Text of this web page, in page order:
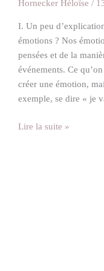
Hornecker Héloïse /
I. Un peu
émotions ? Nos
pensées et de la
événements. Ce
créer une émotion,
exemple, se dire « je
Lire la suite »